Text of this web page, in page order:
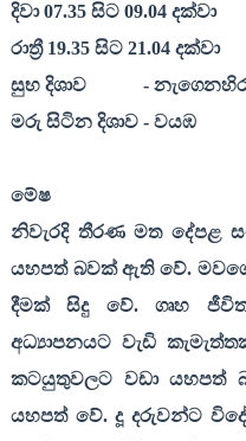
දිවා07.35සිට 09.04දක්වා
රාත්‍රී 19.35සිට 21.04දක්වා
සුභ දිශාව
-
මරු සිටින දිශාව - වයඹ
මේෂ
නිවැරදි තීරණ මත දේපළ
යහපත් බවක් ඇති වේ.
දීමක් සිදු වේ. ගෘහ
අධ්‍යාපනයට වැඩි
කටයුතුවලට වඩා යහපත්
යහපත් වේ. දූ දරුවන්ට